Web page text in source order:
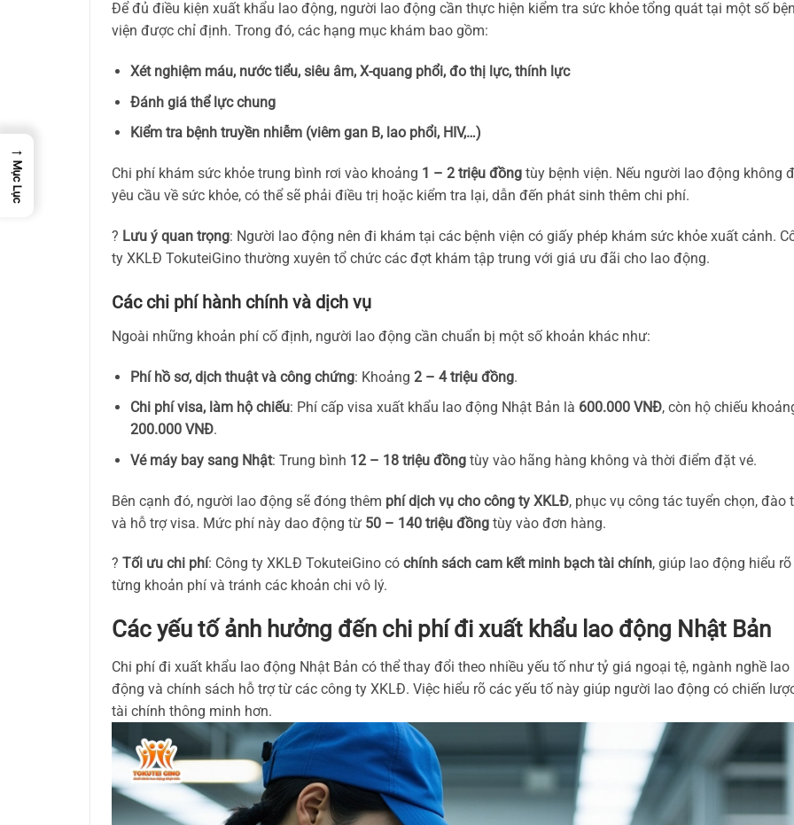
Để đủ điều kiện xuất khẩu lao động, người lao động cần thực hiện kiểm tra sức khỏe tổng quát tại một số
viện được chỉ định. Trong đó, các hạng mục khám bao gồm:
Xét nghiệm máu, nước tiểu, siêu âm, X-quang phổi, đo thị lực, thính lực
Đánh giá thể lực chung
Kiểm tra bệnh truyền nhiễm (viêm gan B, lao phổi, HIV,…)
Chi phí khám sức khỏe trung bình rơi vào khoảng 1 – 2 triệu đồng tùy bệnh viện. Nếu người lao động không
yêu cầu về sức khỏe, có thể sẽ phải điều trị hoặc kiểm tra lại, dẫn đến phát sinh thêm chi phí.
? Lưu ý quan trọng: Người lao động nên đi khám tại các bệnh viện có giấy phép khám sức khỏe xuất cảnh.
ty XKLĐ TokuteiGino thường xuyên tổ chức các đợt khám tập trung với giá ưu đãi cho lao động.
Các chi phí hành chính và dịch vụ
Ngoài những khoản phí cố định, người lao động cần chuẩn bị một số khoản khác như:
Phí hồ sơ, dịch thuật và công chứng: Khoảng 2 – 4 triệu đồng.
Chi phí visa, làm hộ chiếu: Phí cấp visa xuất khẩu lao động Nhật Bản là 600.000 VNĐ, còn hộ chiếu
200.000 VNĐ.
Vé máy bay sang Nhật: Trung bình 12 – 18 triệu đồngtùy vào hãng hàng không và thời điểm đặt vé.
Bên cạnh đó, người lao động sẽ đóng thêm phí dịch vụ cho công ty XKLĐ, phục vụ công tác tuyển chọn, đào
và hỗ trợ visa. Mức phí này dao động từ 50 – 140 triệu đồng tùy vào đơn hàng.
? Tối ưu chi phí: Công ty XKLĐ TokuteiGino có chính sách cam kết minh bạch tài chính, giúp lao động hiểu rõ
từng khoản phí và tránh các khoản chi vô lý.
Các yếu tố ảnh hưởng đến chi phí đi xuất khẩu lao động Nhật Bản
Chi phí đi xuất khẩu lao động Nhật Bản có thể thay đổi theo nhiều yếu tố như tỷ giá ngoại tệ, ngành nghề lao
động và chính sách hỗ trợ từ các công ty XKLĐ. Việc hiểu rõ các yếu tố này giúp người lao động có chiến
tài chính thông minh hơn.
→
Mục Lục